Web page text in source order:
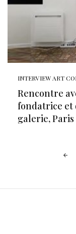
INTERVIEW ART
Rencontre
fondatrice et
galerie, Paris